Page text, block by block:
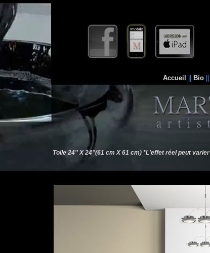
Accueil Bio
Toile 24'' X 24''(61 cm X 61 cm) *L'effet réel peut varier